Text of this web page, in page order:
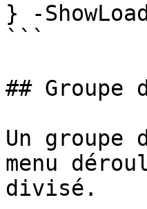
} -
```
## Groupe
Un groupe
menu
divisé.